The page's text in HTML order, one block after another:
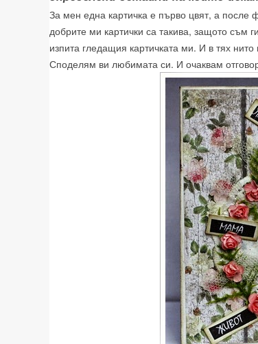
За мен една картичка е първо цвят, а
добрите ми картички са такива, защото съм
изпита гледащия картичката ми. И в тях
Споделям ви любимата си. И очаквам